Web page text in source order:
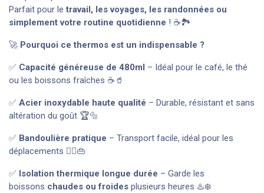
Parfait pour letravail, les voyages, les randonnées ou
simplement votre routine quotidienne ! ☕🏞️
🚀 Pourquoi ce thermos est un indispensable ?
✅ Capacité généreuse de 480ml – Idéal pour le café, le thé
ou les boissons fraîches ☕🥤
✅ Acier inoxydable haute qualité – Durable, résistant et sans
altération du goût 🏆🔩
✅ Bandoulière pratique – Transport facile, idéal pour les
déplacements 🚶‍♀️👜
✅ Isolation thermique longue durée – Garde les
boissons chaudes ou froides plusieurs heures ♨️❄️